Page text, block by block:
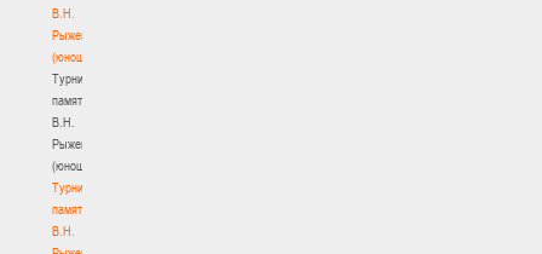
В.Н.
Рыженкова
(юноши)
Турнир
памяти
В.Н.
Рыженкова
(юноши)
Турнир
памяти
В.Н.